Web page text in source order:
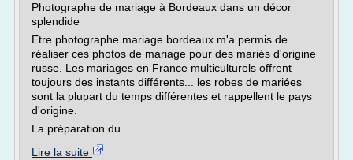
Photographe de mariage à Bordeaux dans un décor
splendide
Etre photographe mariage bordeaux m'a permis de
réaliser ces photos de mariage pour des mariés d'origine
russe. Les mariages en France multiculturels offrent
toujours des instants différents... les robes de mariées
sont la plupart du temps différentes et rappellent le pays
d'origine.
La préparation du...
Lire la suite